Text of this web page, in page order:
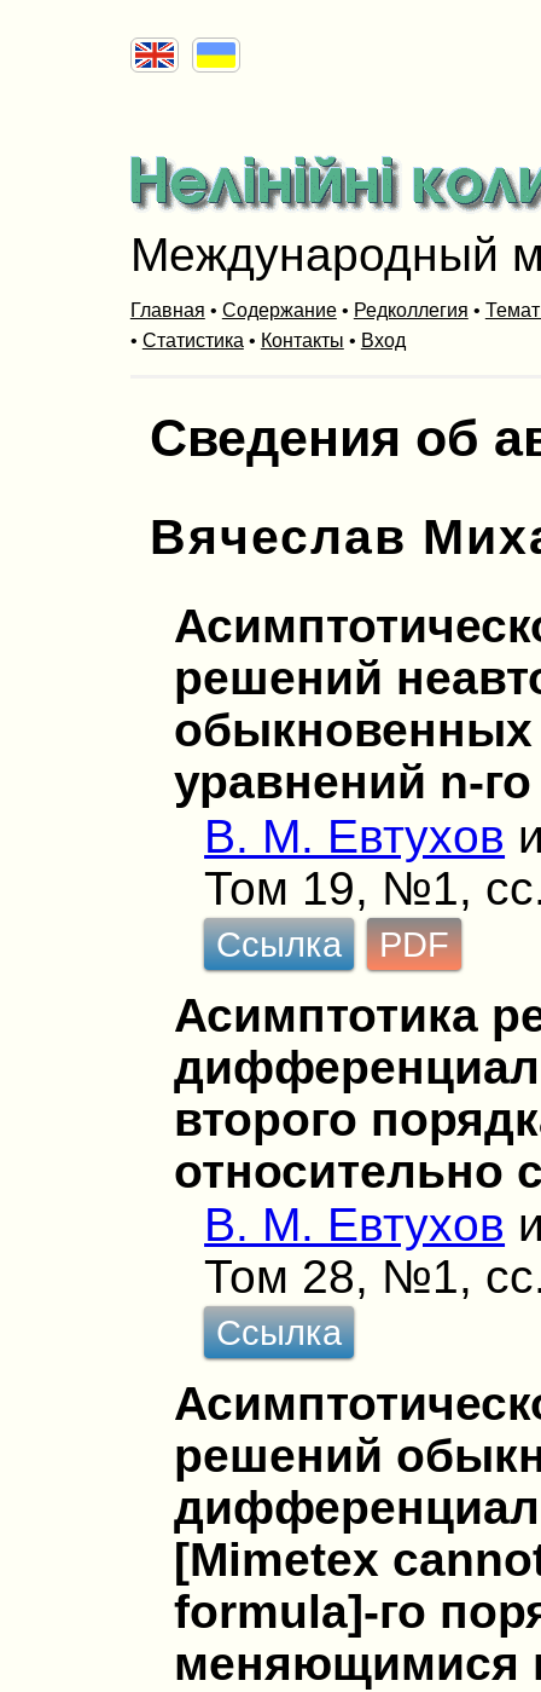
Международный
Главная • Содержание• Редколлегия •
• Статистика • Контакты • Вход
Сведения об
Вячеслав
решений
уравнений n-
В. М. Евтухов
Том 19, №1,
Ссылка PDF
Асимптотика
второго
относительно
В. М. Евтухов
Том 28, №1,
Ссылка
решений
[Mimetex
formula]-го
меняющимися